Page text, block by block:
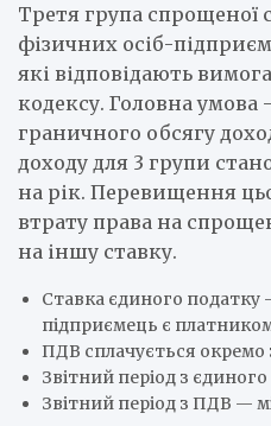
Третя група спрощеної
фізичних осіб-
які відповідають
кодексу. Головна
граничного обсягу
доходу для 3 групи
на рік. Перевищення
втрату права на
на іншу ставку.
Ставка єдиного податку
підприємець є
ПДВ сплачується окремо
Звітний період з
Звітний період з ПДВ —